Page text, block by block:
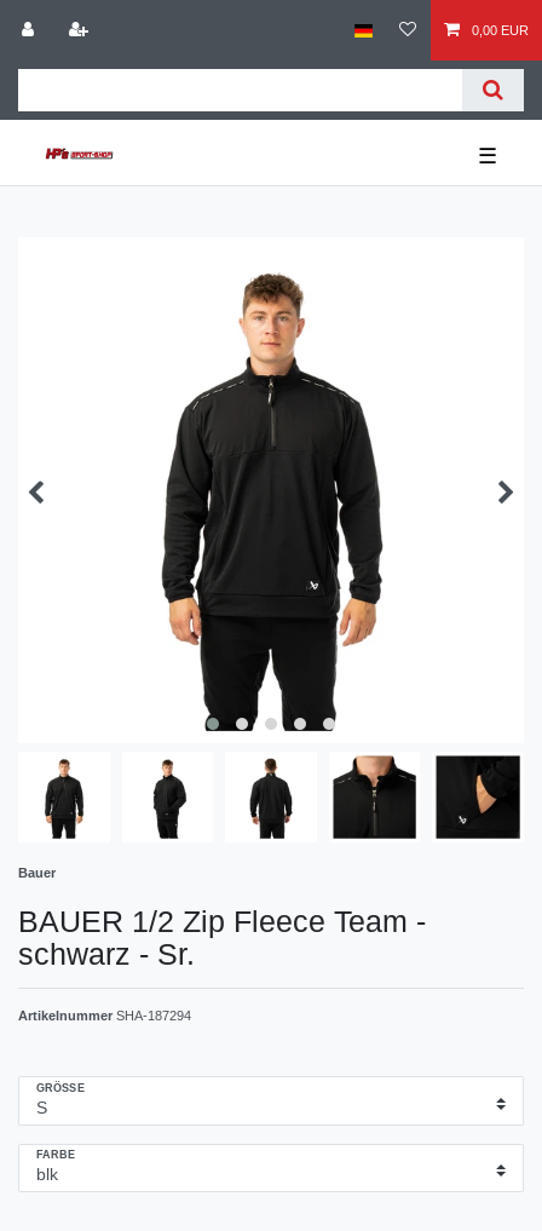
0,00 EUR
☰
Bauer
BAUER 1/2 Zip Fleece Team -
schwarz - Sr.
Artikelnummer SHA-187294
GRÖSSE
FARBE